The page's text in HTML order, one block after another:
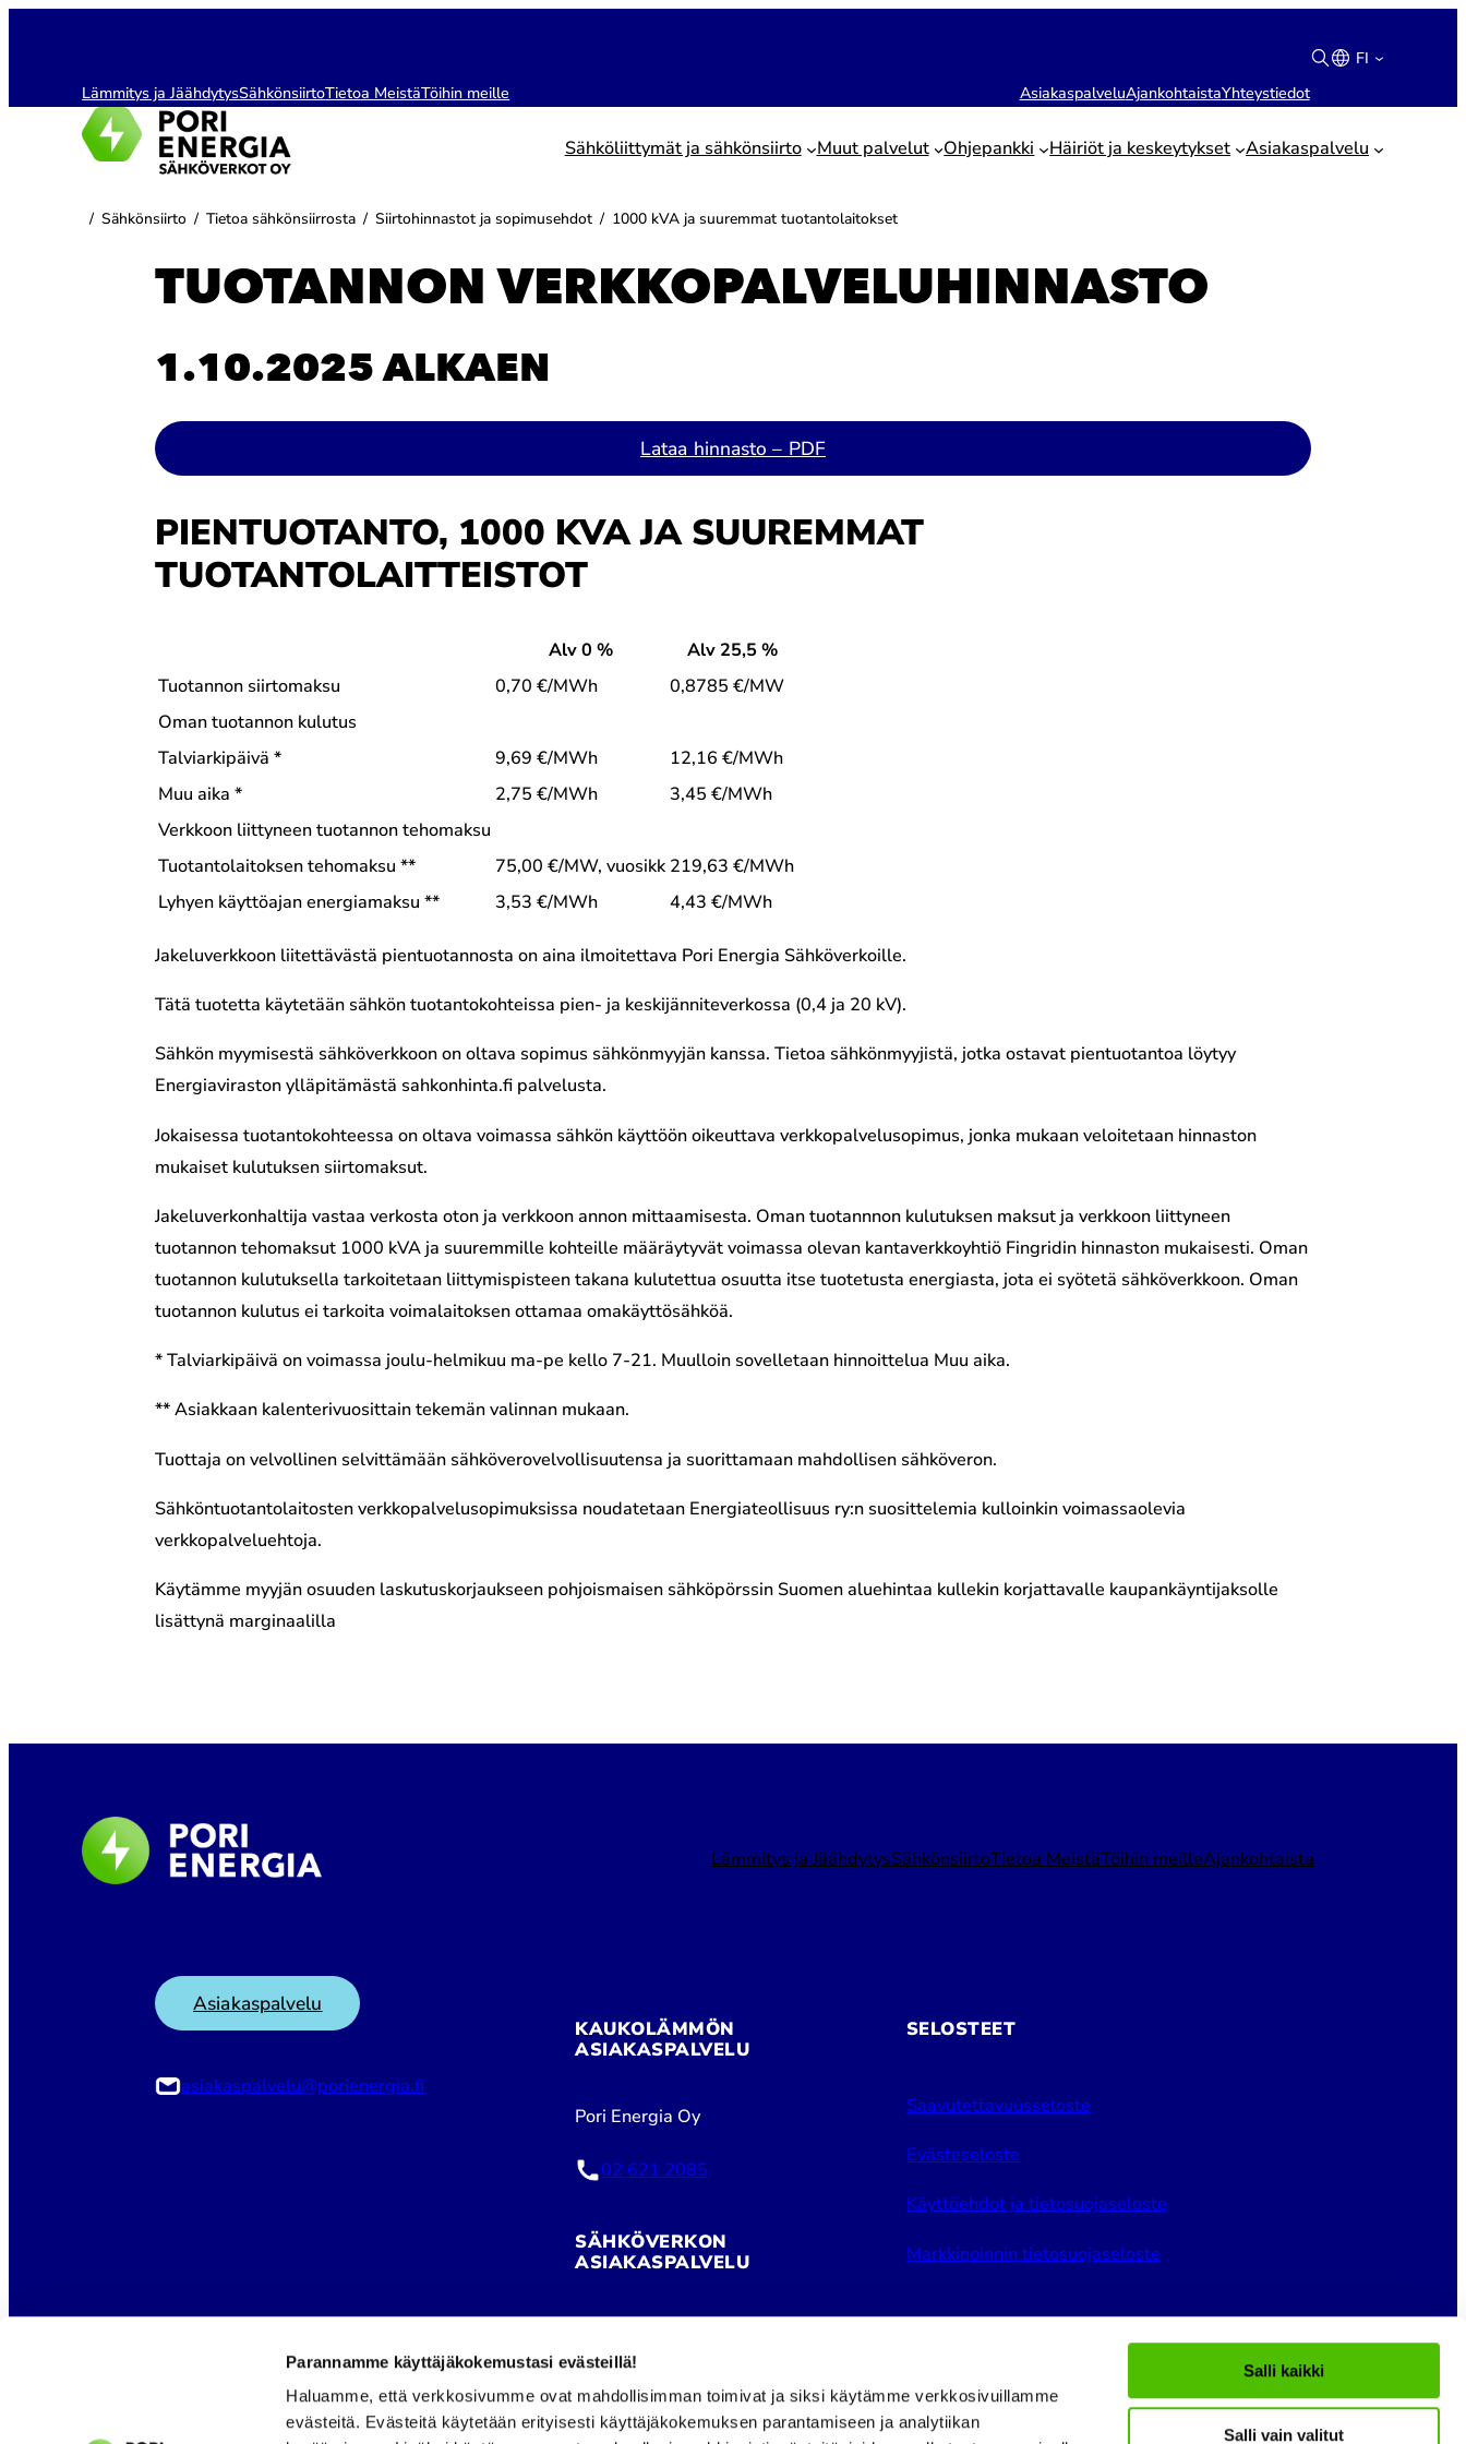
Parannamme käyttäjäkokemustasi evästeillä!
Haluamme, että verkkosivumme ovat mahdollisimman toimivat ja siksi käytämme verkkosivuillamme
evästeitä. Evästeitä käytetään erityisesti käyttäjäkokemuksen parantamiseen ja analytiikan
Salli kaikki
Salli vain valitut
Lämmitys ja JäähdytysSähkönsiirtoTietoa MeistäTöihin meille AsiakaspalveluAjankohtaistaYhteystiedot
FI
Suomi
English
Sähköliittymät ja sähkönsiirto Muut palvelut Ohjepankki Häiriöt ja keskeytykset Asiakaspalvelu
/ Sähkönsiirto / Tietoa sähkönsiirrosta / Siirtohinnastot ja sopimusehdot / 1000 kVA ja suuremmat tuotantolaitokset
TUOTANNON VERKKOPALVELUHINNASTO
1.10.2025 ALKAEN
Lataa hinnasto – PDF
PIENTUOTANTO, 1000 KVA JA SUUREMMAT
TUOTANTOLAITTEISTOT
Alv 0 %
Alv 25,5 %
Tuotannon siirtomaksu
0,70 €/MWh
0,8785 €/MW
Oman tuotannon kulutus
Talviarkipäivä *
9,69 €/MWh
12,16 €/MWh
Muu aika *
2,75 €/MWh
3,45 €/MWh
Verkkoon liittyneen tuotannon tehomaksu
Tuotantolaitoksen tehomaksu **
75,00 €/MW, vuosikk 219,63 €/MWh
Lyhyen käyttöajan energiamaksu **
3,53 €/MWh 4,43 €/MWh
Jakeluverkkoon liitettävästä pientuotannosta on aina ilmoitettava Pori Energia Sähköverkoille.
Tätä tuotetta käytetään sähkön tuotantokohteissa pien- ja keskijänniteverkossa (0,4 ja 20 kV).
Sähkön myymisestä sähköverkkoon on oltava sopimus sähkönmyyjän kanssa. Tietoa sähkönmyyjistä, jotka ostavat pientuotantoa löytyy
Energiaviraston ylläpitämästä sahkonhinta.fi palvelusta.
Jokaisessa tuotantokohteessa on oltava voimassa sähkön käyttöön oikeuttava verkkopalvelusopimus, jonka mukaan veloitetaan hinnaston
mukaiset kulutuksen siirtomaksut.
Jakeluverkonhaltija vastaa verkosta oton ja verkkoon annon mittaamisesta. Oman tuotannnon kulutuksen maksut ja verkkoon liittyneen
tuotannon tehomaksut 1000 kVA ja suuremmille kohteille määräytyvät voimassa olevan kantaverkkoyhtiö Fingridin hinnaston mukaisesti. Oman
tuotannon kulutuksella tarkoitetaan liittymispisteen takana kulutettua osuutta itse tuotetusta energiasta, jota ei syötetä sähköverkkoon. Oman
tuotannon kulutus ei tarkoita voimalaitoksen ottamaa omakäyttösähköä.
* Talviarkipäivä on voimassa joulu-helmikuu ma-pe kello 7-21. Muulloin sovelletaan hinnoittelua Muu aika.
** Asiakkaan kalenterivuosittain tekemän valinnan mukaan.
Tuottaja on velvollinen selvittämään sähköverovelvollisuutensa ja suorittamaan mahdollisen sähköveron.
Sähköntuotantolaitosten verkkopalvelusopimuksissa noudatetaan Energiateollisuus ry:n suosittelemia kulloinkin voimassaolevia
verkkopalveluehtoja.
Käytämme myyjän osuuden laskutuskorjaukseen pohjoismaisen sähköpörssin Suomen aluehintaa kullekin korjattavalle kaupankäyntijaksolle
lisättynä marginaalilla
Lämmitys ja JäähdytysSähkönsiirtoTietoa MeistäTöihin meilleAjankohtaista
Asiakaspalvelu
asiakaspalvelu@porienergia.fi
KAUKOLÄMMÖN
ASIAKASPALVELU
Pori Energia Oy
02 621 2085
SÄHKÖVERKON
ASIAKASPALVELU
Puhelinpalvelu avoinna:
SELOSTEET
Saavutettavuusseloste
Evästeseloste
Käyttöehdot ja tietosuojaseloste
Markkinoinnin tietosuojaseloste